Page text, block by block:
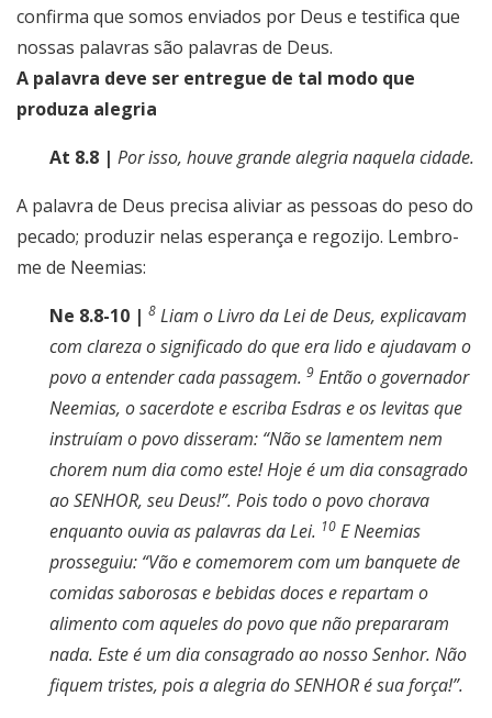
confirma que somos enviados por Deus e testifica que
nossas palavras são palavras de Deus.
A palavra deve ser entregue de tal modo que
produza alegria
At 8.8 | Por isso, houve grande alegria naquela cidade.
A palavra de Deus precisa aliviar as pessoas do peso do
pecado; produzir nelas esperança e regozijo. Lembro-
me de Neemias:
Ne 8.8-10 | 8 Liam o Livro da Lei de Deus, explicavam
com clareza o significado do que era lido e ajudavam o
povo a entender cada passagem. 9 Então o governador
Neemias, o sacerdote e escriba Esdras e os levitas que
instruíam o povo disseram: “Não se lamentem nem
chorem num dia como este! Hoje é um dia consagrado
ao SENHOR, seu Deus!”. Pois todo o povo chorava
enquanto ouvia as palavras da Lei. 10 E Neemias
prosseguiu: “Vão e comemorem com um banquete de
comidas saborosas e bebidas doces e repartam o
alimento com aqueles do povo que não prepararam
nada. Este é um dia consagrado ao nosso Senhor. Não
fiquem tristes, pois a alegria do SENHOR é sua força!”.